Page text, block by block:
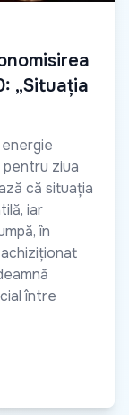
„Situația
ziua
că situația
iar
în
între